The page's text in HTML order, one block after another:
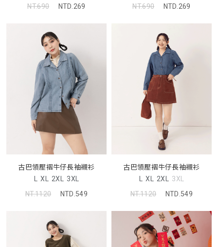
NT.690
NTD.269
NT.690
NTD.269
古巴領壓褶牛仔長袖襯衫
L XL 2XL 3XL
NT.1120
NTD.549
古巴領壓褶牛仔長袖襯衫
L XL 2XL 3XL
NT.1120
NTD.549